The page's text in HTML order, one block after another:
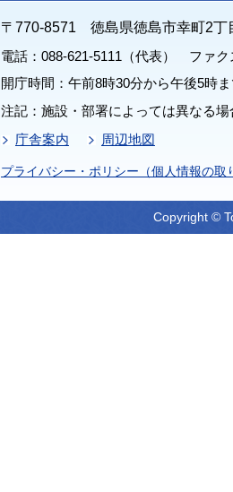
〒770-8571 徳島県徳島市幸町2丁
電話：088-621-5111（代表） ファク
開庁時間：午前8時30分から午後5時
注記：施設・部署によっては異なる
庁舎案内
周辺地図
プライバシー・ポリシー（個人情報の取
Copyright ©